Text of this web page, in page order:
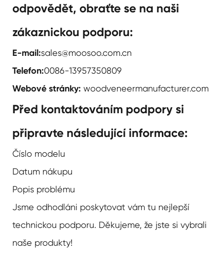
odpovědět, obraťte se na naši
zákaznickou podporu:
E-mail:sales@moosoo.com.cn
Telefon:0086-13957350809
Webové stránky: woodveneermanufacturer.com
Před kontaktováním podpory si
připravte následující informace:
Číslo modelu
Datum nákupu
Popis problému
Jsme odhodláni poskytovat vám tu nejlepší
technickou podporu. Děkujeme, že jste si vybrali
naše produkty!